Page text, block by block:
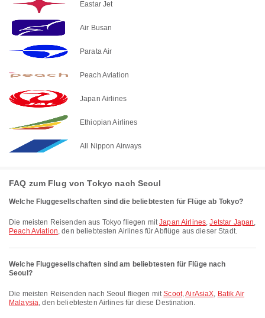
Eastar Jet
Air Busan
Parata Air
Peach Aviation
Japan Airlines
Ethiopian Airlines
All Nippon Airways
FAQ zum Flug von Tokyo nach Seoul
Welche Fluggesellschaften sind die beliebtesten für Flüge ab Tokyo?
Die meisten Reisenden aus Tokyo fliegen mitJapan Airlines,Jetstar Japan,
Peach Aviation, den beliebtesten Airlines für Abflüge aus dieser Stadt.
Welche Fluggesellschaften sind am beliebtesten für Flüge nach
Seoul?
Die meisten Reisenden nach Seoul fliegen mitScoot,AirAsiaX, Batik Air
Malaysia, den beliebtesten Airlines für diese Destination.